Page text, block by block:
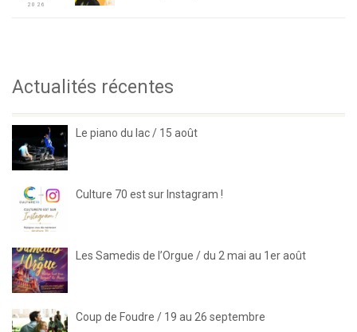
2026
Actualités récentes
Le piano du lac / 15 août
Culture 70 est sur Instagram !
Les Samedis de l’Orgue / du 2 mai au 1er août
Coup de Foudre / 19 au 26 septembre